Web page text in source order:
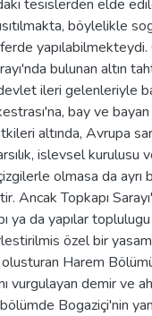
tesislerden elde
böylelikle
bulunan altın
ileri gelenleriyle
bay ve bayan
altında, Avrupa
islevsel kurulusu
olmasa da ayrı
Ancak Topkapı
ya da yapılar toplulugu
özel bir
olusturan Harem
vurgulayan demir ve
Bogaziçi'nin